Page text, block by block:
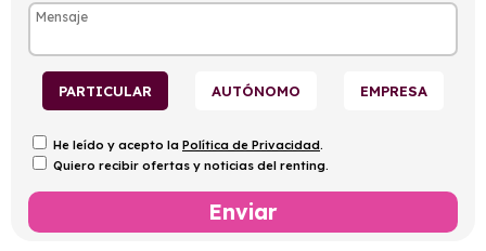
PARTICULAR AUTÓNOMO EMPRESA
He leído y acepto la Política de Privacidad.
Quiero recibir ofertas y noticias del renting.